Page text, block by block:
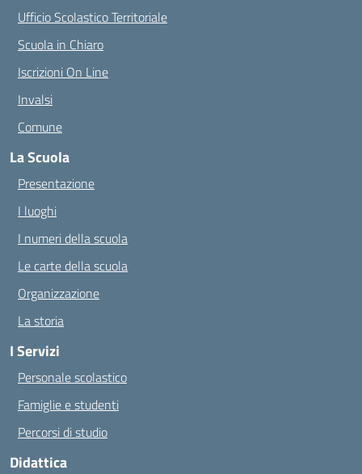
Ufficio Scolastico Territoriale
Scuola in Chiaro
Iscrizioni On Line
Invalsi
Comune
La Scuola
Presentazione
I luoghi
I numeri della scuola
Le carte della scuola
Organizzazione
La storia
I Servizi
Personale scolastico
Famiglie e studenti
Percorsi di studio
Didattica